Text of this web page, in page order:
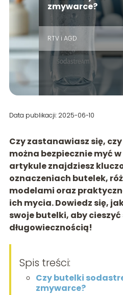
zmywarce?
RTV i AGD
Data publikacji: 2025-06-10
Czy zastanawiasz się,
można bezpiecznie myć
artykule znajdziesz
oznaczeniach butelek,
modelami oraz
ich mycia. Dowiedz się,
swoje butelki, aby cieszyć
długowiecznością!
Spis treści:
Czy butelki
zmywarce?